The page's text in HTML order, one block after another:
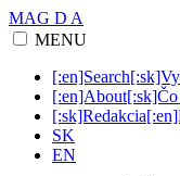
MAG D A
MENU
SK
EN